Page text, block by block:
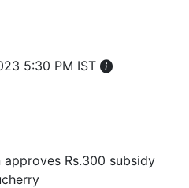
5:30 PM IST
approves Rs.300 subsidy